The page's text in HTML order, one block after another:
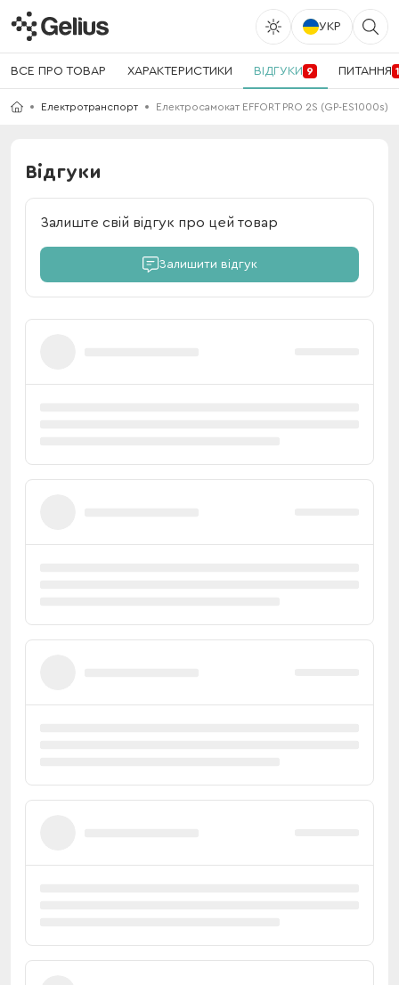
УКР
ВСЕ ПРО ТОВАР ХАРАКТЕРИСТИКИ ВІДГУКИ 9 ПИТАННЯ
Електротранспорт Електросамокат EFFORT PRO 2S (GP-ES1000s)
Відгуки
Залиште свій відгук про цей товар
Залишити відгук